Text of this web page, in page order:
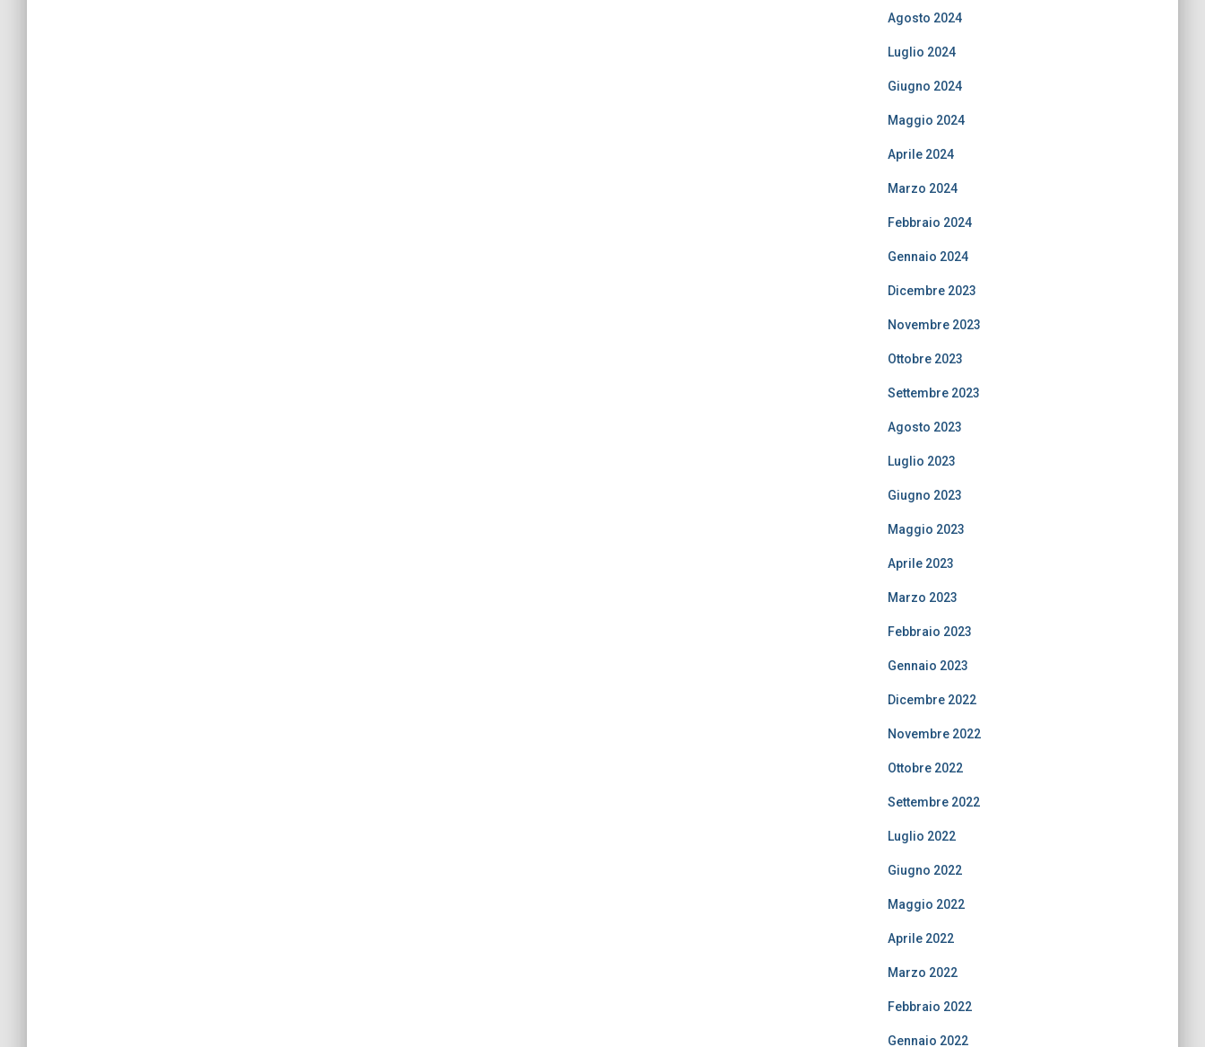
Agosto 2024
Luglio 2024
Giugno 2024
Maggio 2024
Aprile 2024
Marzo 2024
Febbraio 2024
Gennaio 2024
Dicembre 2023
Novembre 2023
Ottobre 2023
Settembre 2023
Agosto 2023
Luglio 2023
Giugno 2023
Maggio 2023
Aprile 2023
Marzo 2023
Febbraio 2023
Gennaio 2023
Dicembre 2022
Novembre 2022
Ottobre 2022
Settembre 2022
Luglio 2022
Giugno 2022
Maggio 2022
Aprile 2022
Marzo 2022
Febbraio 2022
Gennaio 2022